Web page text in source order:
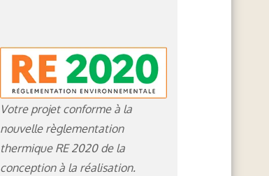
Votre projet conforme à la
nouvelle règlementation
thermique RE 2020 de la
conception à la réalisation.